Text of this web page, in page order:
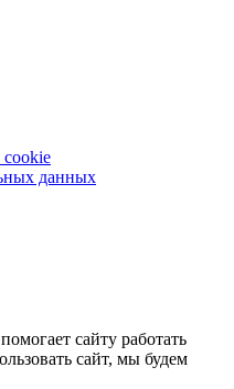
cookie
данных
сайту работать
сайт, мы будем